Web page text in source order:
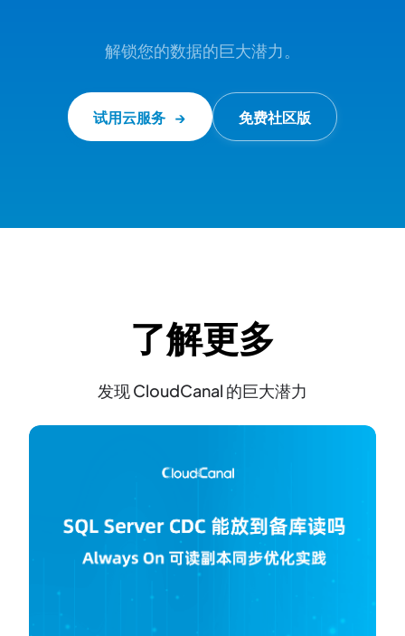
解锁您的数据的巨大潜力。
试用云服务 → 免费社区版
了解更多
发现 CloudCanal 的巨大潜力